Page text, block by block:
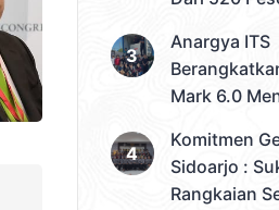
Juara Umum
Anargya ITS
Mark 6.0
2026
Komitmen
Sidoarjo :
Rangkaian